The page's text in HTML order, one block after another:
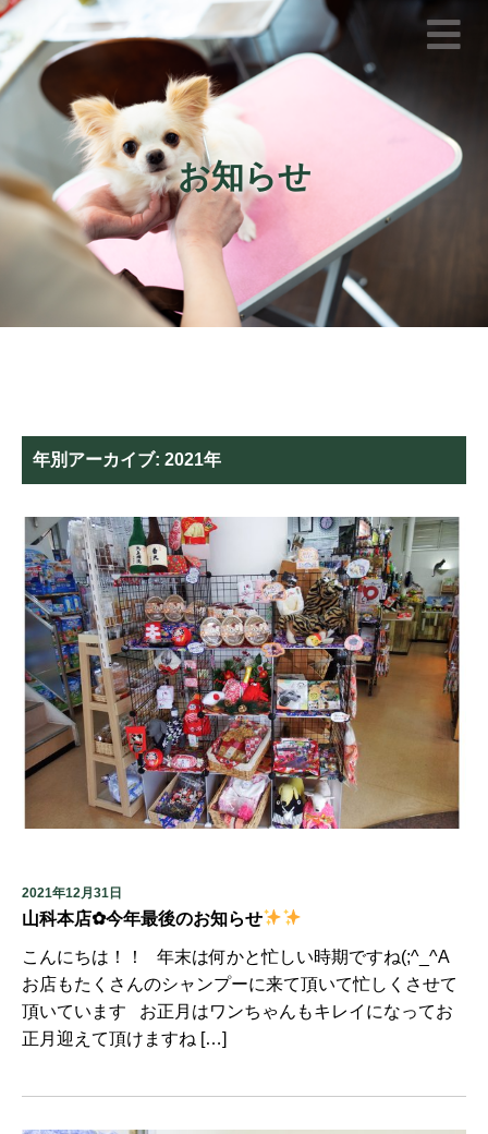
お知らせ
年別アーカイブ: 2021年
2021年12月31日
山科本店✿今年最後のお知らせ
こんにちは！！ 年末は何かと忙しい時期ですね(;^_^A
お店もたくさんのシャンプーに来て頂いて忙しくさせて
頂いています お正月はワンちゃんもキレイになってお
正月迎えて頂けますね […]